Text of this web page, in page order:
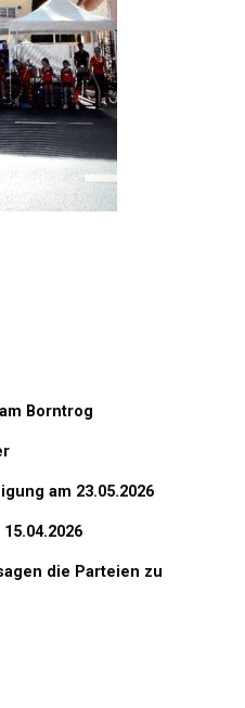
Borntrog
am 23.05.2026
die Parteien zu